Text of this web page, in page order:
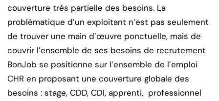
couverture très partielle des besoins. La
problématique d’un exploitant n’est pas seulement
de trouver une main d’œuvre ponctuelle, mais de
couvrir l’ensemble de ses besoins de recrutement
BonJob se positionne sur l’ensemble de l’emploi
CHR en proposant une couverture globale des
besoins : stage, CDD, CDI, apprenti, professionnel